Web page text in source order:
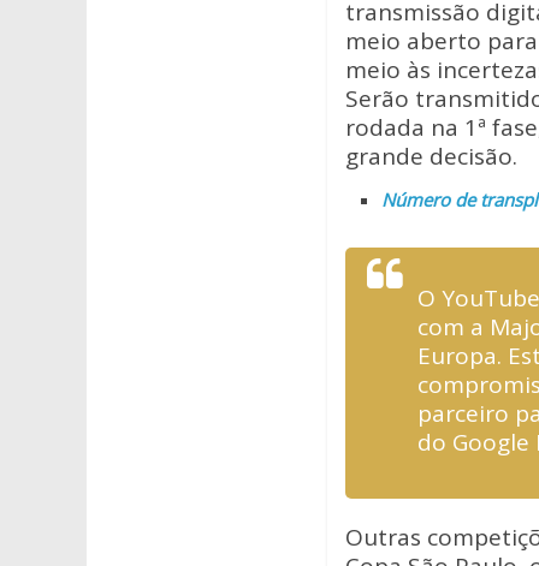
s
A
p
p
b
o
o
k
er
transmissão
meio aberto
meio às
Serão
rodada na 1ª
grande decisão.
Número de
O
com a
Europa.
parceiro
do Google
Outras